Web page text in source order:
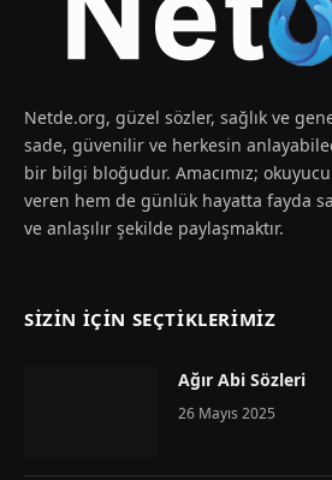
Netde.org, güzel sözler, sağlık ve
sade, güvenilir ve herkesin
bir bilgi bloğudur. Amacımız;
veren hem de günlük hayatta fayda
ve anlaşılır şekilde paylaşmaktır.
SIZIN İÇIN SEÇTIKLERIMIZ
Ağır Abi Sözleri
26 Mayıs 2025